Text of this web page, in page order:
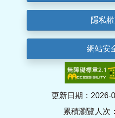
隱私
網站安
更新日期：2026-
累積瀏覽人次